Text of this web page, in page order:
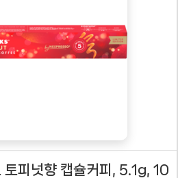
토피넛향 캡슐커피, 5.1g, 10